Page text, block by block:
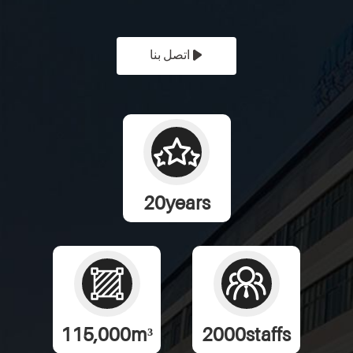
20years
115,000m³ 2000staffs